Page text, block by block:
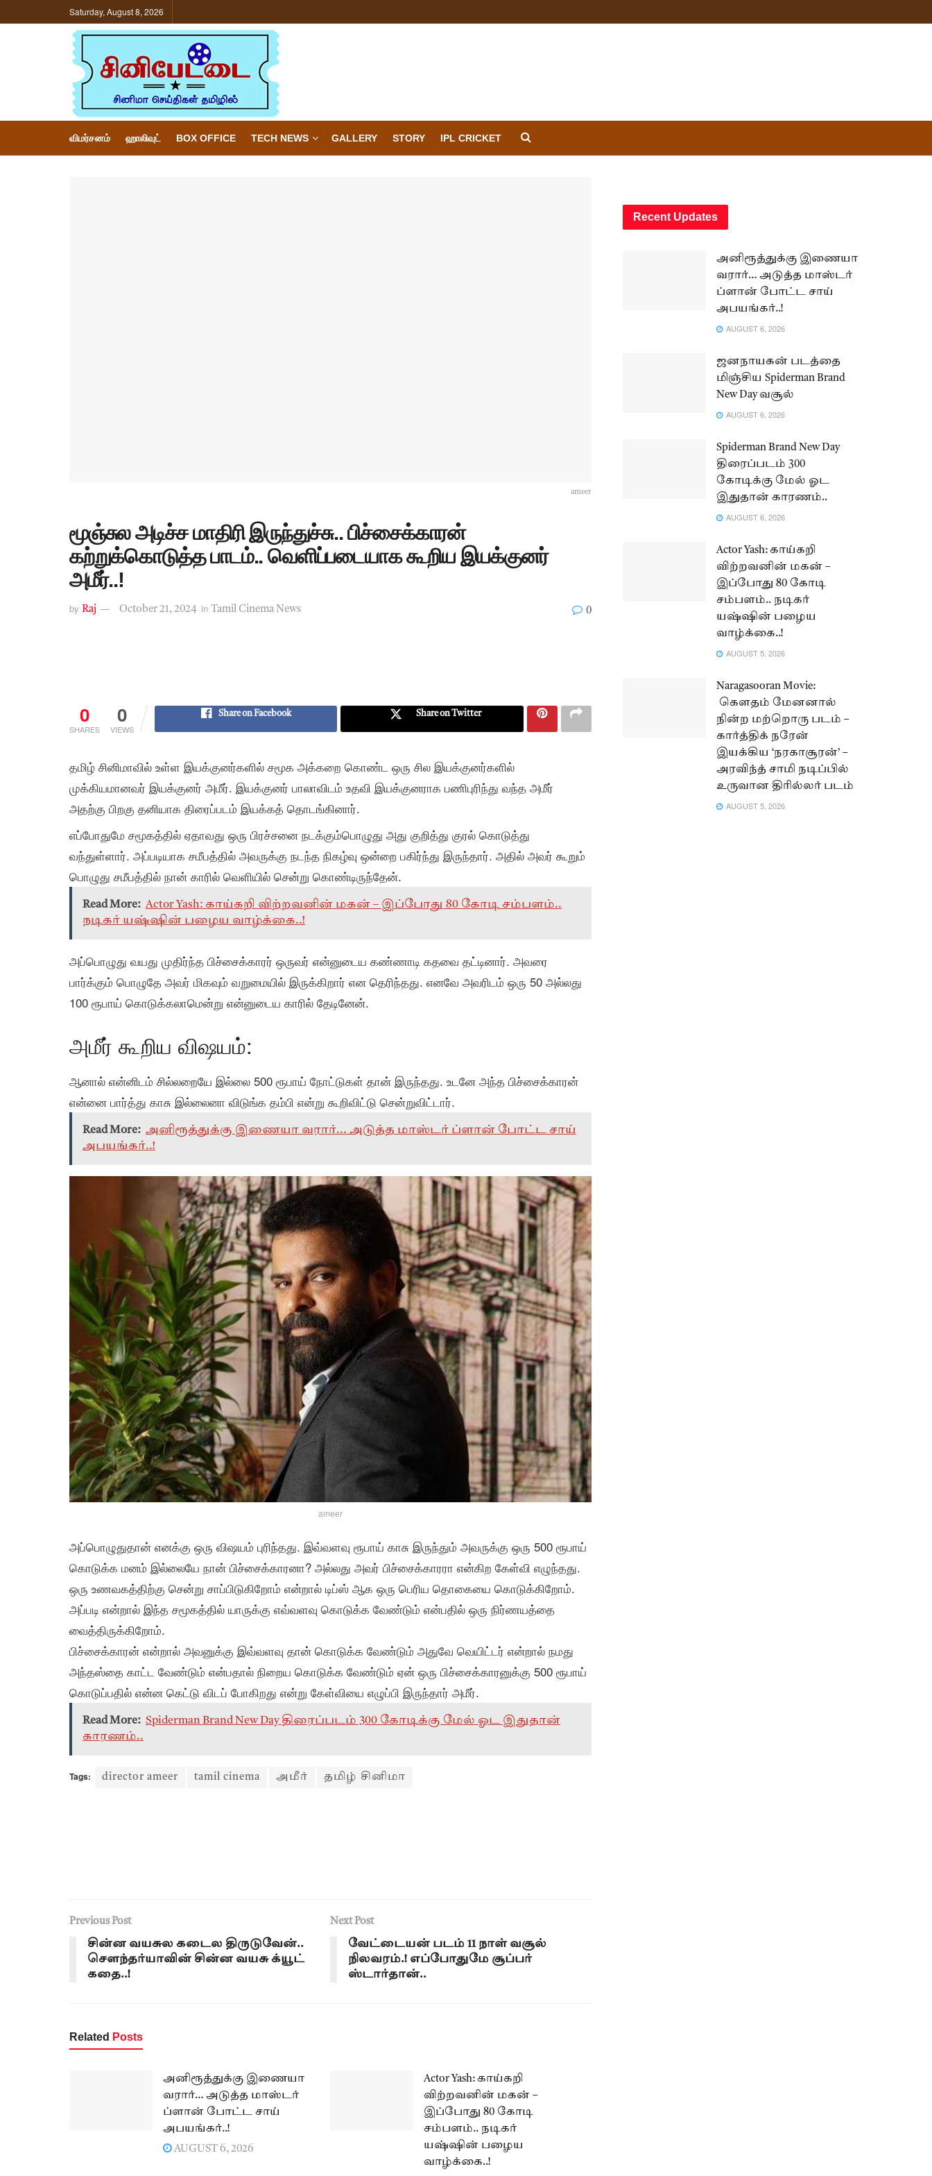
Saturday, August 8, 2026
விமர்சனம் ஹாலிவுட் BOX OFFICE TECH NEWS GALLERY STORY IPL CRICKET
ameer
மூஞ்சுல அடிச்ச மாதிரி இருந்துச்சு.. பிச்சைக்காரன்
கற்றுக்கொடுத்த பாடம்.. வெளிப்படையாக கூறிய இயக்குனர்
அமீர்..!
by Raj October 21, 2024 in Tamil Cinema News 0
0
SHARES
0
VIEWS
Share on Facebook Share on Twitter
தமிழ் சினிமாவில் உள்ள இயக்குனர்களில் சமூக அக்கறை கொண்ட ஒரு சில இயக்குனர்களில்
முக்கியமானவர் இயக்குனர் அமீர். இயக்குனர் பாலாவிடம் உதவி இயக்குனராக பணிபுரிந்து வந்த அமீர்
அதற்கு பிறகு தனியாக திரைப்படம் இயக்கத் தொடங்கினார்.
எப்போதுமே சமூகத்தில் ஏதாவது ஒரு பிரச்சனை நடக்கும்பொழுது அது குறித்து குரல் கொடுத்து
வந்துள்ளார். அப்படியாக சமீபத்தில் அவருக்கு நடந்த நிகழ்வு ஒன்றை பகிர்ந்து இருந்தார். அதில் அவர் கூறும்
பொழுது சமீபத்தில் நான் காரில் வெளியில் சென்று கொண்டிருந்தேன்.
Read More: Actor Yash: காய்கறி விற்றவனின் மகன் – இப்போது 80 கோடி சம்பளம்..
நடிகர் யஷ்ஷின் பழைய வாழ்க்கை..!
அப்பொழுது வயது முதிர்ந்த பிச்சைக்காரர் ஒருவர் என்னுடைய கண்ணாடி கதவை தட்டினார். அவரை
பார்க்கும் பொழுதே அவர் மிகவும் வறுமையில் இருக்கிறார் என தெரிந்தது. எனவே அவரிடம் ஒரு 50 அல்லது
100 ரூபாய் கொடுக்கலாமென்று என்னுடைய காரில் தேடினேன்.
அமீர் கூறிய விஷயம்:
ஆனால் என்னிடம் சில்லறையே இல்லை 500 ரூபாய் நோட்டுகள் தான் இருந்தது. உடனே அந்த பிச்சைக்காரன்
என்னை பார்த்து காசு இல்லைனா விடுங்க தம்பி என்று கூறிவிட்டு சென்றுவிட்டார்.
Read More: அனிரூத்துக்கு இணையா வரார்... அடுத்த மாஸ்டர் ப்ளான் போட்ட சாய்
அபயங்கர்..!
ameer
அப்பொழுதுதான் எனக்கு ஒரு விஷயம் புரிந்தது. இவ்வளவு ரூபாய் காசு இருந்தும் அவருக்கு ஒரு 500 ரூபாய்
கொடுக்க மனம் இல்லையே நான் பிச்சைக்காரனா? அல்லது அவர் பிச்சைக்காரரா என்கிற கேள்வி எழுந்தது.
ஒரு உணவகத்திற்கு சென்று சாப்பிடுகிறோம் என்றால் டிப்ஸ் ஆக ஒரு பெரிய தொகையை கொடுக்கிறோம்.
அப்படி என்றால் இந்த சமூகத்தில் யாருக்கு எவ்வளவு கொடுக்க வேண்டும் என்பதில் ஒரு நிர்ணயத்தை
வைத்திருக்கிறோம்.
பிச்சைக்காரன் என்றால் அவனுக்கு இவ்வளவு தான் கொடுக்க வேண்டும் அதுவே வெயிட்டர் என்றால் நமது
அந்தஸ்தை காட்ட வேண்டும் என்பதால் நிறைய கொடுக்க வேண்டும் ஏன் ஒரு பிச்சைக்காரனுக்கு 500 ரூபாய்
கொடுப்பதில் என்ன கெட்டு விடப் போகிறது என்று கேள்வியை எழுப்பி இருந்தார் அமீர்.
Read More: Spiderman Brand New Day திரைப்படம் 300 கோடிக்கு மேல் ஓட இதுதான்
காரணம்..
Tags: director ameer tamil cinema அமீர் தமிழ் சினிமா
Previous Post
சின்ன வயசுல கடைல திருடுவேன்..
சௌந்தர்யாவின் சின்ன வயசு க்யூட்
கதை..!
Next Post
வேட்டையன் படம் 11 நாள் வசூல்
நிலவரம்.! எப்போதுமே சூப்பர்
ஸ்டார்தான்..
Related Posts
அனிரூத்துக்கு இணையா
வரார்… அடுத்த மாஸ்டர்
ப்ளான் போட்ட சாய்
அபயங்கர்..!
AUGUST 6, 2026
Actor Yash: காய்கறி
விற்றவனின் மகன் –
இப்போது 80 கோடி
சம்பளம்.. நடிகர்
யஷ்ஷின் பழைய
வாழ்க்கை..!
Recent Updates
அனிரூத்துக்கு இணையா
வரார்… அடுத்த மாஸ்டர்
ப்ளான் போட்ட சாய்
அபயங்கர்..!
AUGUST 6, 2026
ஜனநாயகன் படத்தை
மிஞ்சிய Spiderman Brand
New Day வசூல்
AUGUST 6, 2026
Spiderman Brand New Day
திரைப்படம் 300
கோடிக்கு மேல் ஓட
இதுதான் காரணம்..
AUGUST 6, 2026
Actor Yash: காய்கறி
விற்றவனின் மகன் –
இப்போது 80 கோடி
சம்பளம்.. நடிகர்
யஷ்ஷின் பழைய
வாழ்க்கை..!
AUGUST 5, 2026
Naragasooran Movie:
கௌதம் மேனனால்
நின்ற மற்றொரு படம் –
கார்த்திக் நரேன்
இயக்கிய ‘நரகாசூரன்’ –
அரவிந்த் சாமி நடிப்பில்
உருவான திரில்லர் படம்
AUGUST 5, 2026